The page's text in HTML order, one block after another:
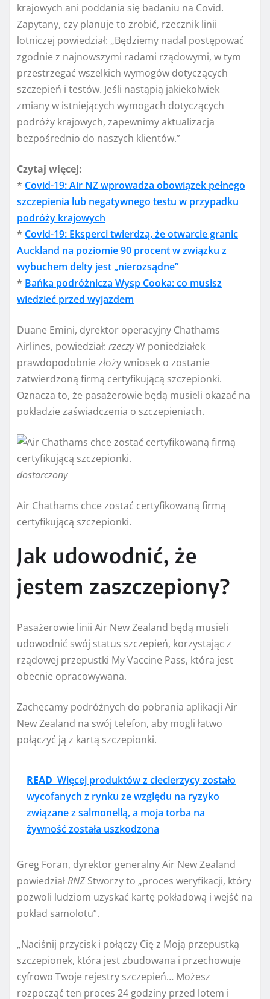
krajowych ani poddania się badaniu na Covid.
Zapytany, czy planuje to zrobić, rzecznik linii
lotniczej powiedział: „Będziemy nadal postępować
zgodnie z najnowszymi radami rządowymi, w tym
przestrzegać wszelkich wymogów dotyczących
szczepień i testów. Jeśli nastąpią jakiekolwiek
zmiany w istniejących wymogach dotyczących
podróży krajowych, zapewnimy aktualizacja
bezpośrednio do naszych klientów.”
Czytaj więcej:
* Covid-19: Air NZ wprowadza obowiązek pełnego
szczepienia lub negatywnego testu w przypadku
podróży krajowych
* Covid-19: Eksperci twierdzą, że otwarcie granic
Auckland na poziomie 90 procent w związku z
wybuchem delty jest „nierozsądne”
* Bańka podróżnicza Wysp Cooka: co musisz
wiedzieć przed wyjazdem
Duane Emini, dyrektor operacyjny Chathams
Airlines, powiedział: rzeczyW poniedziałek
prawdopodobnie złoży wniosek o zostanie
zatwierdzoną firmą certyfikującą szczepionki.
Oznacza to, że pasażerowie będą musieli okazać na
pokładzie zaświadczenia o szczepieniach.
dostarczony
Air Chathams chce zostać certyfikowaną firmą
certyfikującą szczepionki.
Jak udowodnić, że
jestem zaszczepiony?
Pasażerowie linii Air New Zealand będą musieli
udowodnić swój status szczepień, korzystając z
rządowej przepustki My Vaccine Pass, która jest
obecnie opracowywana.
Zachęcamy podróżnych do pobrania aplikacji Air
New Zealand na swój telefon, aby mogli łatwo
połączyć ją z kartą szczepionki.
READ Więcej produktów z ciecierzycy zostało
wycofanych z rynku ze względu na ryzyko
związane z salmonellą, a moja torba na
żywność została uszkodzona
Greg Foran, dyrektor generalny Air New Zealand
powiedziałRNZ Stworzy to „proces weryfikacji, który
pozwoli ludziom uzyskać kartę pokładową i wejść na
pokład samolotu”.
„Naciśnij przycisk i połączy Cię z Moją przepustką
szczepionek, która jest zbudowana i przechowuje
cyfrowo Twoje rejestry szczepień… Możesz
rozpocząć ten proces 24 godziny przed lotem i